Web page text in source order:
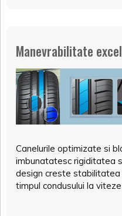
Manevrabilitate
Canelurile optimizate si
imbunatatesc rigiditatea
design creste stabilitatea
timpul condusului la